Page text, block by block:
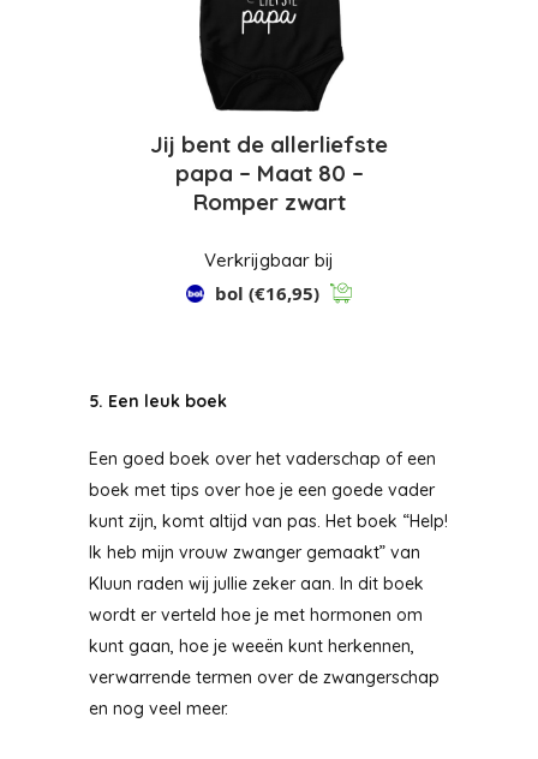
Jij bent de allerliefste
papa – Maat 80 –
Romper zwart
Verkrijgbaar bij
bol (€16,95)
5. Een leuk boek
Een goed boek over het vaderschap of een
boek met tips over hoe je een goede vader
kunt zijn, komt altijd van pas. Het boek “Help!
Ik heb mijn vrouw zwanger gemaakt” van
Kluun raden wij jullie zeker aan. In dit boek
wordt er verteld hoe je met hormonen om
kunt gaan, hoe je weeën kunt herkennen,
verwarrende termen over de zwangerschap
en nog veel meer.